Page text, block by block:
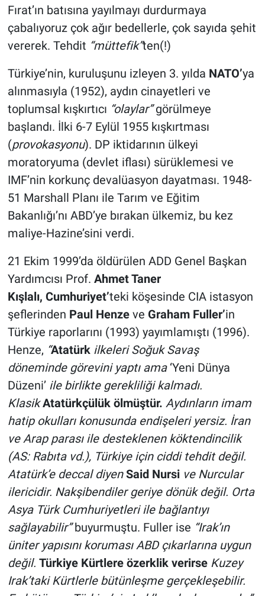
Fırat’ın batısına yayılmayı durdurmaya
çabalıyoruz çok ağır bedellerle, çok sayıda şehit
vererek. Tehdit “müttefik”ten(!)
Türkiye’nin, kuruluşunu izleyen 3. yılda NATO’ya
alınmasıyla (1952), aydın cinayetleri ve
toplumsal kışkırtıcı “olaylar”görülmeye
başlandı. İlki 6-7 Eylül 1955 kışkırtması
(provokasyonu). DP iktidarının ülkeyi
moratoryuma (devlet iflası) sürüklemesi ve
IMF’nin korkunç devalüasyon dayatması. 1948-
51 Marshall Planı ile Tarım ve Eğitim
Bakanlığı’nı ABD’ye bırakan ülkemiz, bu kez
maliye-Hazine’sini verdi.
21 Ekim 1999’da öldürülen ADD Genel Başkan
Yardımcısı Prof. Ahmet Taner
Kışlalı, Cumhuriyet’teki köşesinde CIA istasyon
şeflerinden Paul Henzeve Graham Fuller’in
Türkiye raporlarını (1993) yayımlamıştı (1996).
Henze, “Atatürkilkeleri Soğuk Savaş
döneminde görevini yaptı ama ‘Yeni Dünya
Düzeni’ ile birlikte gerekliliği kalmadı.
KlasikAtatürkçülük ölmüştür. Aydınların imam
hatip okulları konusunda endişeleri yersiz. İran
ve Arap parası ile desteklenen köktendincilik
(AS: Rabıta vd.), Türkiye için ciddi tehdit değil.
Atatürk’e deccal diyenSaid Nursive Nurcular
ilericidir. Nakşibendiler geriye dönük değil. Orta
Asya Türk Cumhuriyetleri ile bağlantıyı
sağlayabilir”buyurmuştu. Fuller ise “Irak’ın
üniter yapısını koruması ABD çıkarlarına uygun
değil. Türkiye Kürtlere özerklik verirse Kuzey
Irak’taki Kürtlerle bütünleşme gerçekleşebilir.